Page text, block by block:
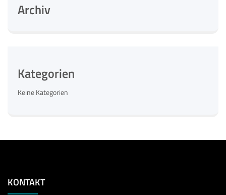
Archiv
Kategorien
Keine Kategorien
KONTAKT